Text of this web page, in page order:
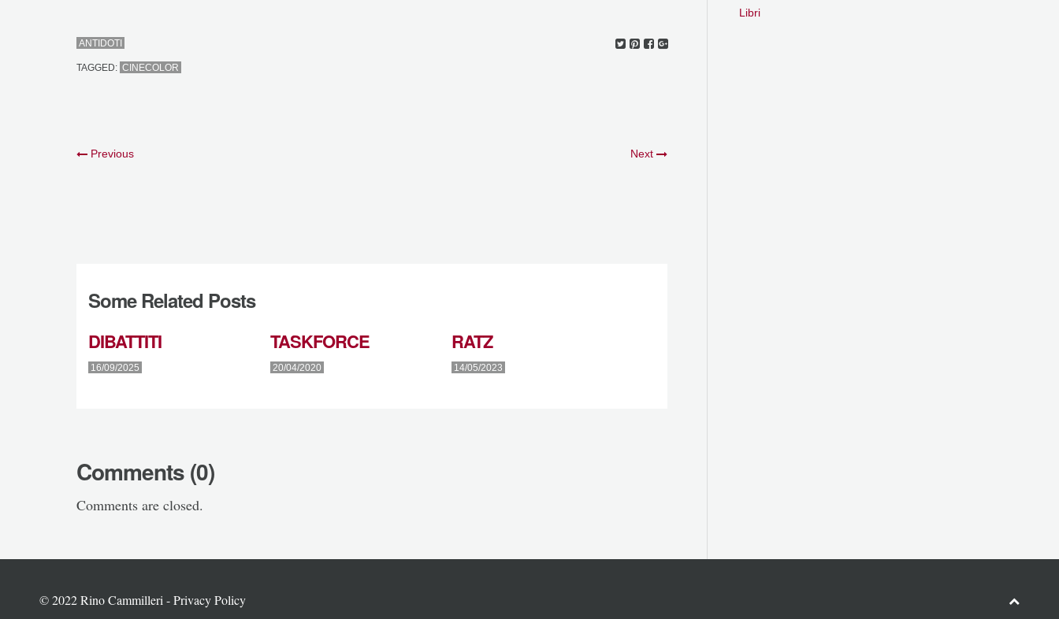
ANTIDOTI
TAGGED: CINECOLOR
Previous Next
Some Related Posts
DIBATTITI
16/09/2025
TASKFORCE
20/04/2020
RATZ
14/05/2023
Comments (0)
Comments are closed.
Libri
© 2022 Rino Cammilleri -Privacy Policy